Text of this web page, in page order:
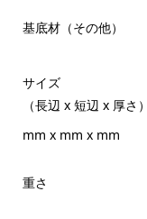
基底材（その他）
サイズ
（長辺 x 短辺 x 厚さ）
mm x mm x mm
重さ